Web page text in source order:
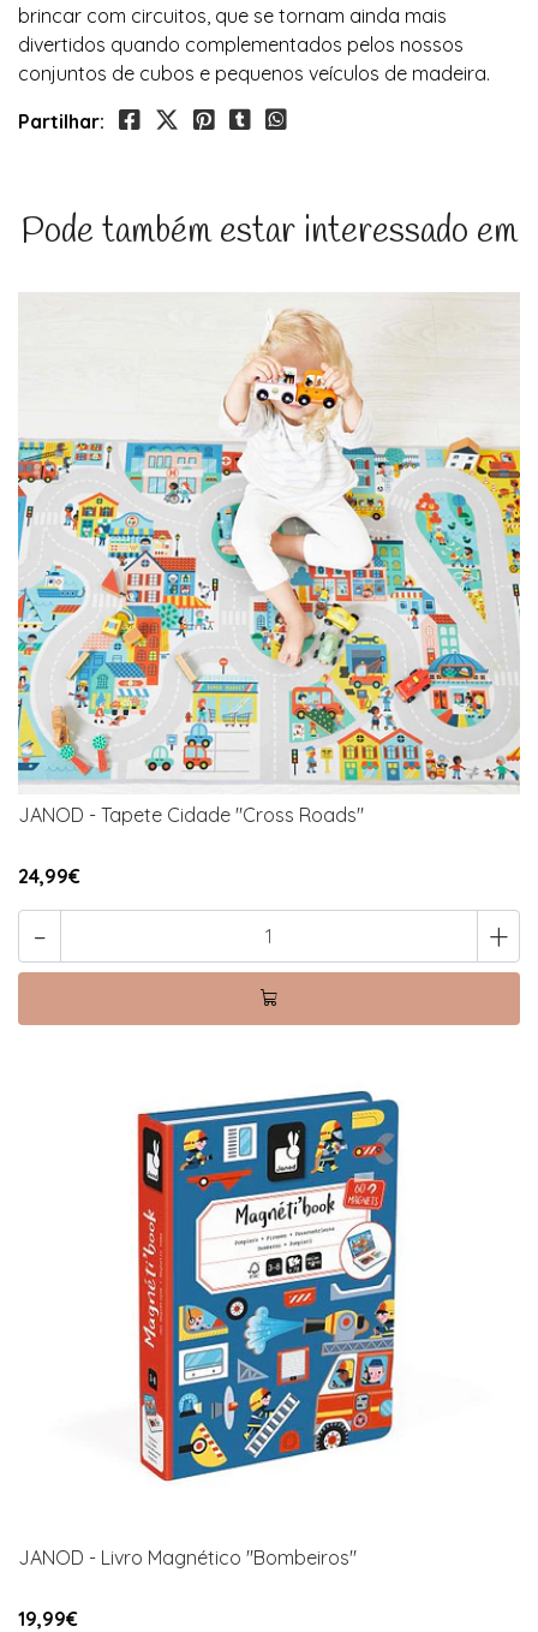
brincar com circuitos, que se tornam ainda mais
divertidos quando complementados pelos nossos
conjuntos de cubos e pequenos veículos de madeira.
Partilhar:
Pode também estar interessado em
JANOD - Tapete Cidade "Cross Roads"
24,99€
- +
JANOD - Livro Magnético "Bombeiros"
19,99€